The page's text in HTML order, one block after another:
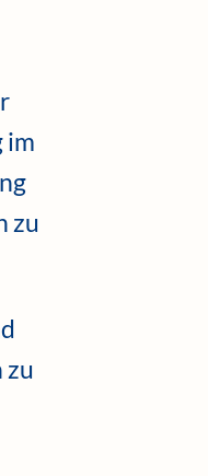
im
zu
zu